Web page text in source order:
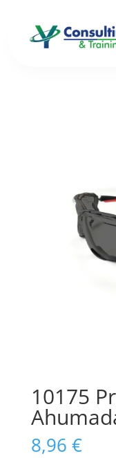
Inicio Ocular y
10175
8,96 €